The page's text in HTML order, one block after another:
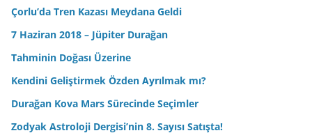
Çorlu’da Tren Kazası Meydana Geldi
7 Haziran 2018 – Jüpiter Durağan
Tahminin Doğası Üzerine
Kendini Geliştirmek Özden Ayrılmak mı?
Durağan Kova Mars Sürecinde Seçimler
Zodyak Astroloji Dergisi’nin 8. Sayısı Satışta!